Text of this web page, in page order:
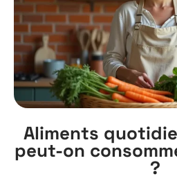
Aliments
peut-on
?